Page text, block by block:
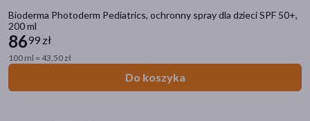
Bioderma Photoderm Pediatrics, ochronny spray dla dzieci SPF 50+,
200 ml
8699 zł
100 ml = 43,50 zł
Do koszyka
pokaż więcej
Specyfika
Dla alergików(40)
Do opalania(24)